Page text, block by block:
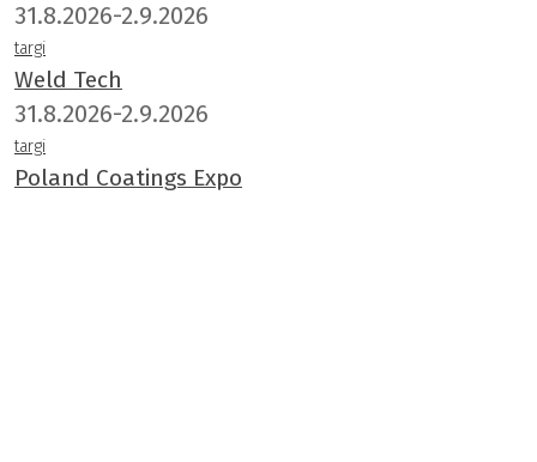
31.8.2026-2.9.2026
targi
Weld Tech
31.8.2026-2.9.2026
targi
Poland Coatings Expo